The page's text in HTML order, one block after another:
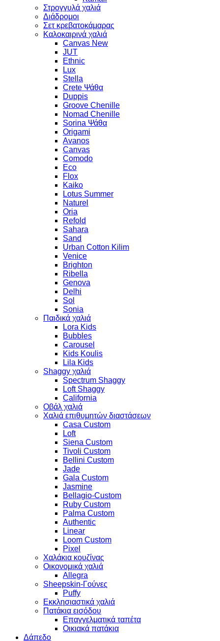
Στρογγυλά χαλιά
Διάδρομοι
Σετ κρεβατοκάμαρας
Καλοκαιρινά χαλιά
Canvas New
JUT
Ethnic
Lux
Stella
Crete Ψάθα
Duppis
Groove Chenille
Nomad Chenille
Sorina Ψάθα
Origami
Avanos
Canvas
Comodo
Eco
Flox
Kaiko
Lotus Summer
Naturel
Oria
Refold
Sahara
Sand
Urban Cotton Kilim
Venice
Brighton
Ribella
Genova
Delhi
Sol
Sonia
Παιδικά χαλιά
Lora Kids
Bubbles
Carousel
Kids Koulis
Lila Kids
Shaggy χαλιά
Spectrum Shaggy
Loft Shaggy
California
Οβάλ χαλιά
Χαλιά επιθυμητών διαστάσεων
Casa Custom
Loft
Siena Custom
Tivoli Custom
Bellini Custom
Jade
Gala Custom
Jasmine
Bellagio-Custom
Ruby Custom
Palma Custom
Authentic
Linear
Loom Custom
Pixel
Χαλάκια κουζίνας
Οικονομικά χαλιά
Allegra
Sheepskin-Γούνες
Puffy
Εκκλησιαστικά χαλιά
Πατάκια εισόδου
Επαγγελματικά ταπέτα
Οικιακά πατάκια
Δάπεδο